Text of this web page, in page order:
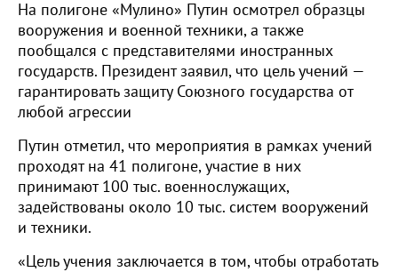
На полигоне «Мулино» Путин осмотрел образцы
вооружения и военной техники, а также
пообщался с представителями иностранных
государств. Президент заявил, что цель учений —
гарантировать защиту Союзного государства от
любой агрессии
Путин отметил, что мероприятия в рамках учений
проходят на 41 полигоне, участие в них
принимают 100 тыс. военнослужащих,
задействованы около 10 тыс. систем вооружений
и техники.
«Цель учения заключается в том, чтобы отработать